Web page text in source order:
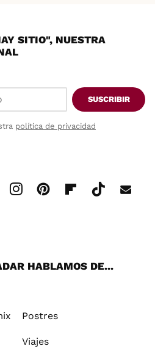
SITIO", NUESTRA
SUSCRIBIR
política de privacidad
HABLAMOS DE...
Postres
Viajes